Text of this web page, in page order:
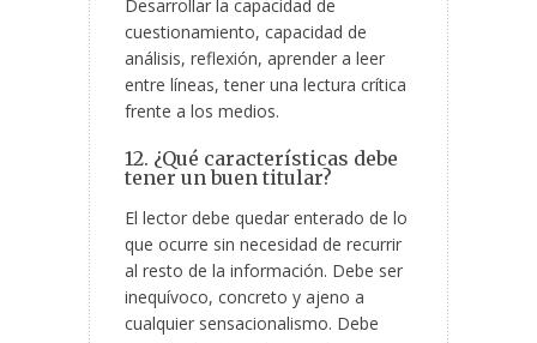
Desarrollar la capacidad de
cuestionamiento, capacidad de
análisis, reflexión, aprender a leer
entre líneas, tener una lectura crítica
frente a los medios.
12. ¿Qué características debe
tener un buen titular?
El lector debe quedar enterado de lo
que ocurre sin necesidad de recurrir
al resto de la información. Debe ser
inequívoco, concreto y ajeno a
cualquier sensacionalismo. Debe